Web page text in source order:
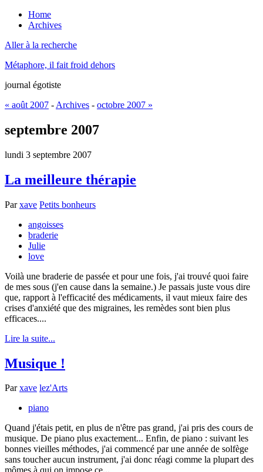
Home
Archives
Aller à la recherche
Métaphore, il fait froid dehors
journal égotiste
« août 2007 - Archives - octobre 2007 »
septembre 2007
lundi 3 septembre 2007
La meilleure thérapie
Parxave Petits bonheurs
angoisses
braderie
Julie
love
Voilà une braderie de passée et pour une fois, j'ai trouvé quoi faire
de mes sous (j'en cause dans la semaine.) Je passais juste vous dire
que, rapport à l'efficacité des médicaments, il vaut mieux faire des
crises d'anxiété que des migraines, les remèdes sont bien plus
efficaces....
Lire la suite...
Musique !
Parxave lez'Arts
piano
Quand j'étais petit, en plus de n'être pas grand, j'ai pris des cours de
musique. De piano plus exactement... Enfin, de piano : suivant les
bonnes vieilles méthodes, j'ai commencé par une année de solfège
sans toucher aucun instrument, j'ai donc réagi comme la plupart des